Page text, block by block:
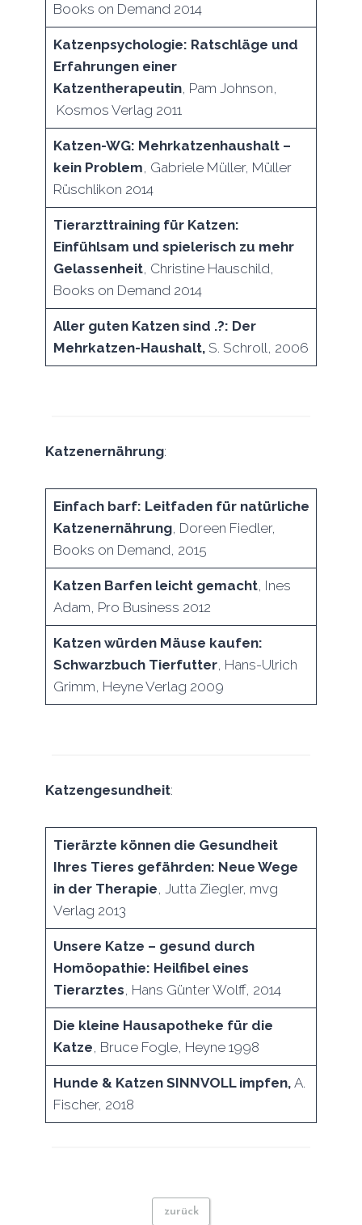
Books on Demand 2014
Katzenpsychologie: Ratschläge und
Erfahrungen einer
Katzentherapeutin, Pam Johnson,
Kosmos Verlag 2011
Katzen-WG: Mehrkatzenhaushalt –
kein Problem, Gabriele Müller, Müller
Rüschlikon 2014
Tierarzttraining für Katzen:
Einfühlsam und spielerisch zu mehr
Gelassenheit, Christine Hauschild,
Books on Demand 2014
Aller guten Katzen sind .?: Der
Mehrkatzen-Haushalt,S. Schroll, 2006
Katzenernährung:
Einfach barf: Leitfaden für natürliche
Katzenernährung, Doreen Fiedler,
Books on Demand, 2015
Katzen Barfen leicht gemacht, Ines
Adam, Pro Business 2012
Katzen würden Mäuse kaufen:
Schwarzbuch Tierfutter, Hans-Ulrich
Grimm, Heyne Verlag 2009
Katzengesundheit:
Tierärzte können die Gesundheit
Ihres Tieres gefährden: Neue Wege
in der Therapie, Jutta Ziegler, mvg
Verlag 2013
Unsere Katze – gesund durch
Homöopathie: Heilfibel eines
Tierarztes, Hans Günter Wolff, 2014
Die kleine Hausapotheke für die
Katze, Bruce Fogle, Heyne 1998
Hunde & Katzen SINNVOLL impfen, A.
Fischer, 2018
zurück